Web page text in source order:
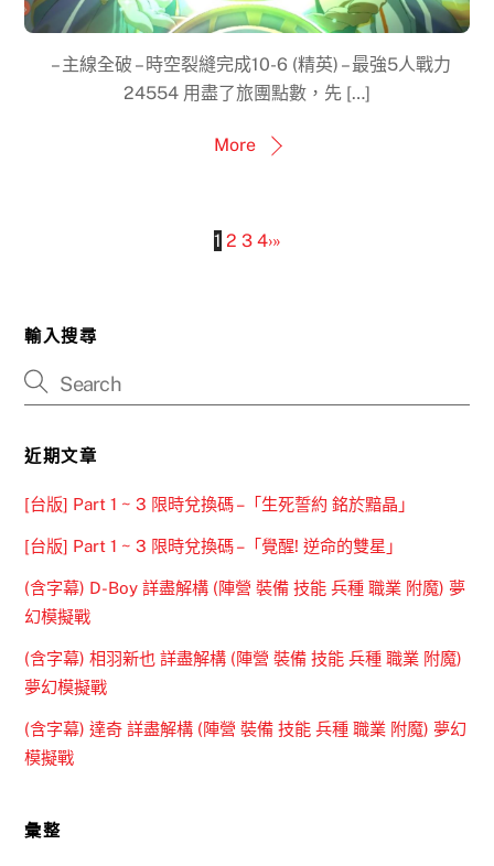
– 主線全破 – 時空裂縫完成10-6 (精英) – 最強5人戰力
24554 用盡了旅團點數，先 […]
More
1 2 3 4›»
輸入搜尋
近期文章
[台版] Part 1 ~ 3 限時兌換碼 –「生死誓約 銘於黯晶」
[台版] Part 1 ~ 3 限時兌換碼 –「覺醒! 逆命的雙星」
(含字幕) D-Boy 詳盡解構 (陣營 裝備 技能 兵種 職業 附魔) 夢
幻模擬戰
(含字幕) 相羽新也 詳盡解構 (陣營 裝備 技能 兵種 職業 附魔)
夢幻模擬戰
(含字幕) 達奇 詳盡解構 (陣營 裝備 技能 兵種 職業 附魔) 夢幻
模擬戰
彙整